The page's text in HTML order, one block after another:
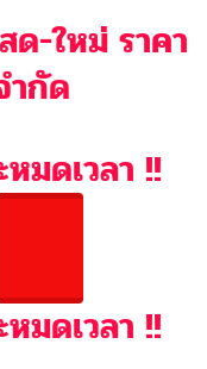
ดที่รูปเซ็ทโปรได้เลยค่ะ​
ภัณฑ์
การแพทย์แผนไทยมากกว่า